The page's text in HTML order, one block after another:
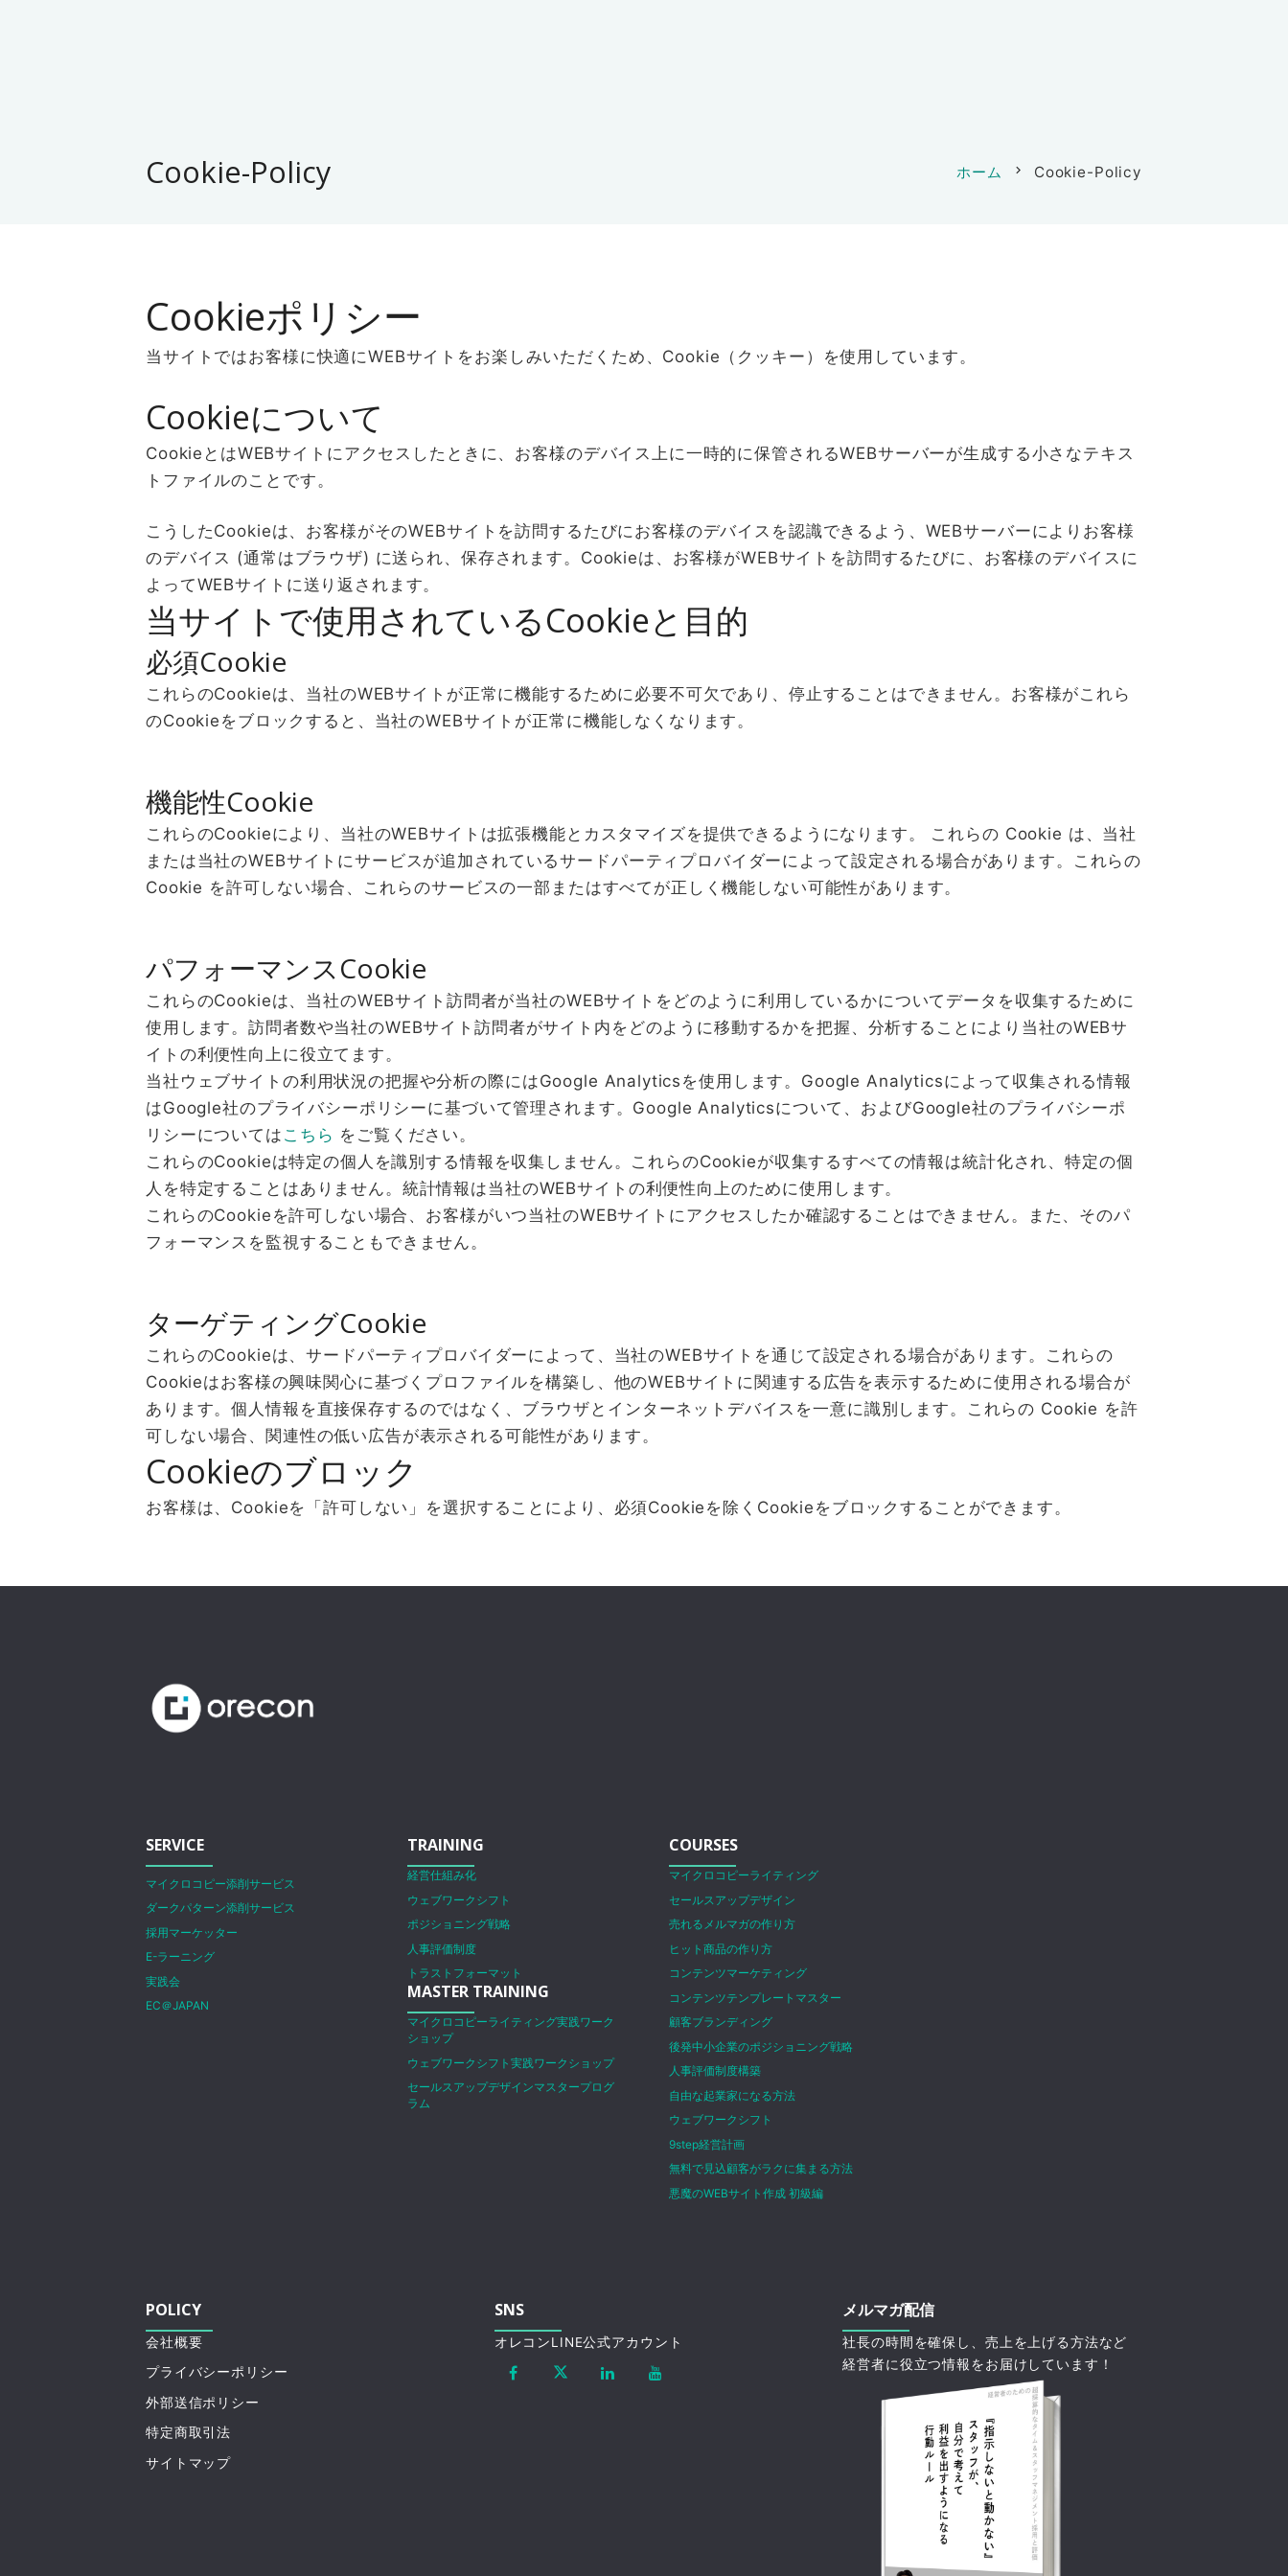
Cookie-Policy ホーム chevron_right Cookie-Policy
Cookieポリシー
当サイトではお客様に快適にWEBサイトをお楽しみいただくため、Cookie（クッキー）を使用しています。
Cookieについて
CookieとはWEBサイトにアクセスしたときに、お客様のデバイス上に一時的に保管されるWEBサーバーが生成する小さなテキス
トファイルのことです。
こうしたCookieは、お客様がそのWEBサイトを訪問するたびにお客様のデバイスを認識できるよう、WEBサーバーによりお客様
のデバイス (通常はブラウザ) に送られ、保存されます。Cookieは、お客様がWEBサイトを訪問するたびに、お客様のデバイスに
よってWEBサイトに送り返されます。
当サイトで使用されているCookieと目的
必須Cookie
これらのCookieは、当社のWEBサイトが正常に機能するために必要不可欠であり、停止することはできません。お客様がこれら
のCookieをブロックすると、当社のWEBサイトが正常に機能しなくなります。
機能性Cookie
これらのCookieにより、当社のWEBサイトは拡張機能とカスタマイズを提供できるようになります。 これらの Cookie は、当社
または当社のWEBサイトにサービスが追加されているサードパーティプロバイダーによって設定される場合があります。これらの
Cookie を許可しない場合、これらのサービスの一部またはすべてが正しく機能しない可能性があります。
パフォーマンスCookie
これらのCookieは、当社のWEBサイト訪問者が当社のWEBサイトをどのように利用しているかについてデータを収集するために
使用します。訪問者数や当社のWEBサイト訪問者がサイト内をどのように移動するかを把握、分析することにより当社のWEBサ
イトの利便性向上に役立てます。
当社ウェブサイトの利用状況の把握や分析の際にはGoogle Analyticsを使用します。Google Analyticsによって収集される情報
はGoogle社のプライバシーポリシーに基づいて管理されます。Google Analyticsについて、およびGoogle社のプライバシーポ
リシーについては こちら をご覧ください。
これらのCookieは特定の個人を識別する情報を収集しません。これらのCookieが収集するすべての情報は統計化され、特定の個
人を特定することはありません。統計情報は当社のWEBサイトの利便性向上のために使用します。
これらのCookieを許可しない場合、お客様がいつ当社のWEBサイトにアクセスしたか確認することはできません。また、そのパ
フォーマンスを監視することもできません。
ターゲティングCookie
これらのCookieは、サードパーティプロバイダーによって、当社のWEBサイトを通じて設定される場合があります。これらの
Cookieはお客様の興味関心に基づくプロファイルを構築し、他のWEBサイトに関連する広告を表示するために使用される場合が
あります。個人情報を直接保存するのではなく、ブラウザとインターネットデバイスを一意に識別します。これらの Cookie を許
可しない場合、関連性の低い広告が表示される可能性があります。
Cookieのブロック
お客様は、Cookieを「許可しない」を選択することにより、必須Cookieを除くCookieをブロックすることができます。
SERVICE
マイクロコピー添削サービス
ダークパターン添削サービス
採用マーケッター
E-ラーニング
実践会
EC＠JAPAN
TRAINING
経営仕組み化
ウェブワークシフト
ポジショニング戦略
人事評価制度
トラストフォーマット
MASTER TRAINING
マイクロコピーライティング実践ワーク
ショップ
ウェブワークシフト実践ワークショップ
セールスアップデザインマスタープログ
ラム
COURSES
マイクロコピーライティング
セールスアップデザイン
売れるメルマガの作り方
ヒット商品の作り方
コンテンツマーケティング
コンテンツテンプレートマスター
顧客ブランディング
後発中小企業のポジショニング戦略
人事評価制度構築
自由な起業家になる方法
ウェブワークシフト
9step経営計画
無料で見込顧客がラクに集まる方法
悪魔のWEBサイト作成 初級編
POLICY
会社概要
プライバシーポリシー
外部送信ポリシー
特定商取引法
サイトマップ
SNS
オレコンLINE公式アカウント
メルマガ配信
社長の時間を確保し、売上を上げる方法など
経営者に役立つ情報をお届けしています！